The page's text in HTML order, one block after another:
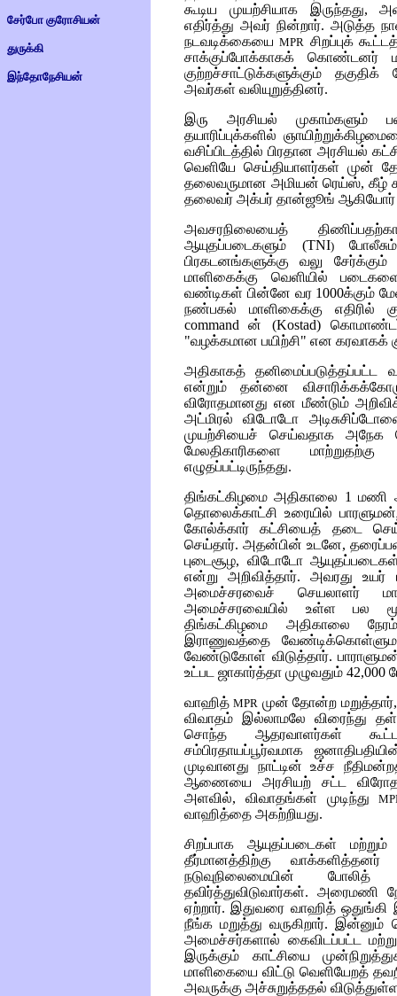
சேர்போ குரோசியன்
துருக்கி
இந்தோநேசியன்
கூடிய முயற்சியாக இருந்தது,
எதிர்த்து அவர் நின்றார். அடுத்த
நடவடிக்கையைMPR சிறப்புக்
சாக்குப்போக்காகக்
குற்றச்சாட்டுக்களுக்கும்
அவர்கள் வலியுறுத்தினர்.
இரு அரசியல் முகாம்களும்
தயாரிப்புக்களில்
வசிப்பிடத்தில் பிரதான அரசியல்
வெளியே செய்தியாளர்கள் முன்
தலைவருமான அமியன் ரெய்ஸ், கீழ்
தலைவர் அக்பர் தான்ஜூங் ஆகியோர்
அவசரநிலையைத்
ஆயுதப்படைகளும் (TNI)
பிரகடனங்களுக்கு வலு
மாளிகைக்கு வெளியில்
வண்டிகள் பின்னே வர 1000க்கும்
நண்பகல் மாளிகைக்கு எதிரில்
command
ன் (Kostad)
"வழக்கமான பயிற்சி" என கரவாகக்
அதிகாகத் தனிமைப்படுத்தப்பட்ட
என்றும் தன்னை
விரோதமானது என மீண்டும்
அட்மிரல் விடோடோ
முயற்சியைச் செய்வதாக அநேக
மேலதிகாரிகளை
எழுதப்பட்டிருந்தது.
திங்கட்கிழமை அதிகாலை 1 மணி
தொலைக்காட்சி உரையில்
கோல்க்கார் கட்சியைத் தடை
செய்தார். அதன்பின் உடனே,
புடைசூழ, விடோடோ
என்று அறிவித்தார். அவரது உயர்
அமைச்சரவைச் செயலாளர்
அமைச்சரவையில் உள்ள பல
திங்கட்கிழமை அதிகாலை
இராணுவத்தை
வேண்டுகோள் விடுத்தார்.
உட்பட ஜாகார்த்தா முழுவதும்
வாஹித்MPR முன் தோன்ற
விவாதம் இல்லாமலே விரைந்து
சொந்த ஆதரவாளர்கள்
சம்பிரதாயப்பூர்வமாக
முடிவானது நாட்டின் உச்ச
ஆணையை அரசியற் சட்ட
அளவில், விவாதங்கள் முடிந்து
வாஹித்தை அகற்றியது.
சிறப்பாக ஆயுதப்படைகள் மற்றும்
தீர்மானத்திற்கு வாக்களித்தனர்
நடுவுநிலைமையின்
தவிர்த்துவிடுவார்கள். அரைமணி
ஏற்றார். இதுவரை வாஹித் ஒதுங்கி
நீங்க மறுத்து வருகிறார்.
அமைச்சர்களால் கைவிடப்பட்ட
இருக்கும் காட்சியை
மாளிகையை விட்டு வெளியேறத்
அவருக்கு அச்சுறுத்ததல்